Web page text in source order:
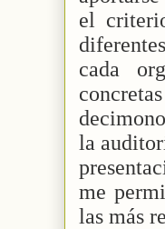
el
cada
la
me
las más